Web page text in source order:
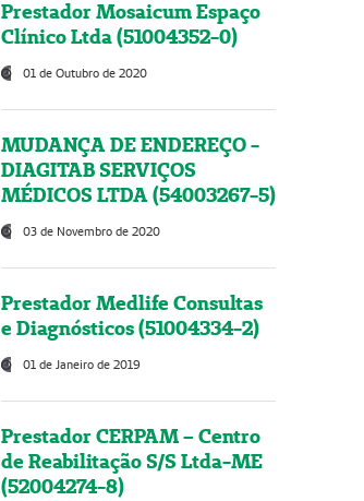
Prestador Mosaicum Espaço
Clínico Ltda (51004352-0)
01 de Outubro de 2020
MUDANÇA DE ENDEREÇO -
DIAGITAB SERVIÇOS
MÉDICOS LTDA (54003267-5)
03 de Novembro de 2020
Prestador Medlife Consultas
e Diagnósticos (51004334-2)
01 de Janeiro de 2019
Prestador CERPAM – Centro
de Reabilitação S/S Ltda-ME
(52004274-8)